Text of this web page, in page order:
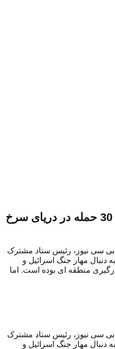
حوثی ها تا کنون بیش از 30 حمله در دریای سرخ
سی نیوز، رئیس ستاد مشترک
دنبال مهار جنگ اسرائیل و
منطقه ای بوده است. اما
سی نیوز، رئیس ستاد مشترک
دنبال مهار جنگ اسرائیل و